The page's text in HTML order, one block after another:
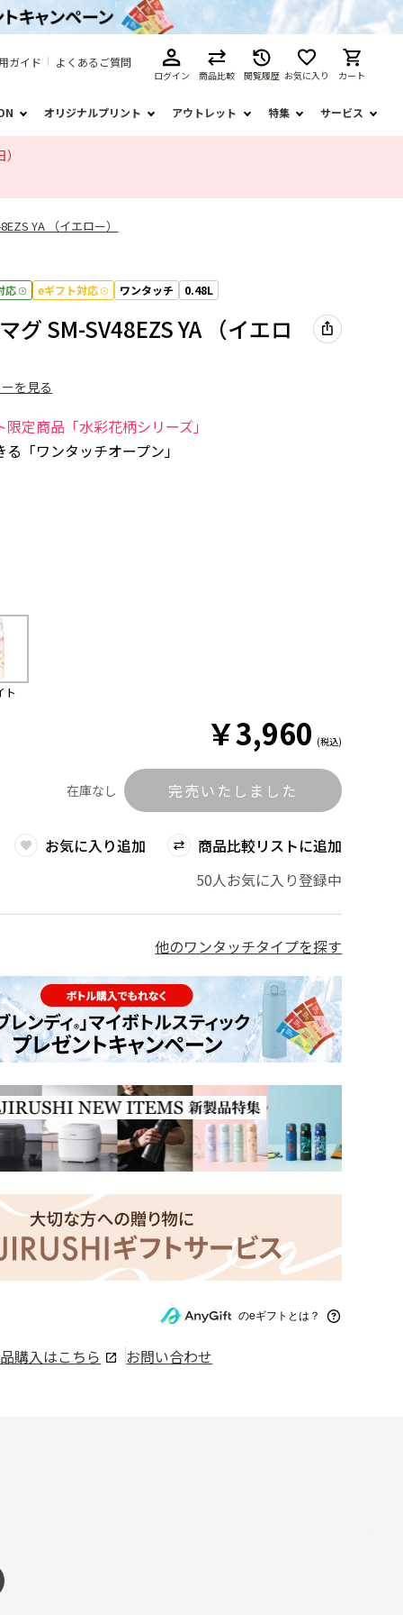
ガイド よくあるご質問
ログイン 商品比較 閲覧履歴 お気に入り カート
オリジナルプリント アウトレット 特集 サービス
YA （イエロー）
応 eギフト対応 ワンタッチ 0.48L
グ SM-SV48EZS YA （イエロ
を見る
定商品「水彩花柄シリーズ」
「ワンタッチオープン」
ト
￥3,960 (税込)
在庫なし 完売いたしました
お気に入り追加
商品比較リストに追加
50人お気に入り登録中
他のワンタッチタイプを探す
のeギフトとは？
購入はこちら お問い合わせ